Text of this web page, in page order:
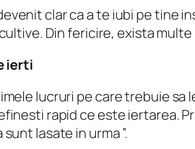
clar ca a te iubi pe tine
Din fericire, exista
ierti
lucruri pe care trebuie
rapid ce este iertarea.
lasate in urma ”.